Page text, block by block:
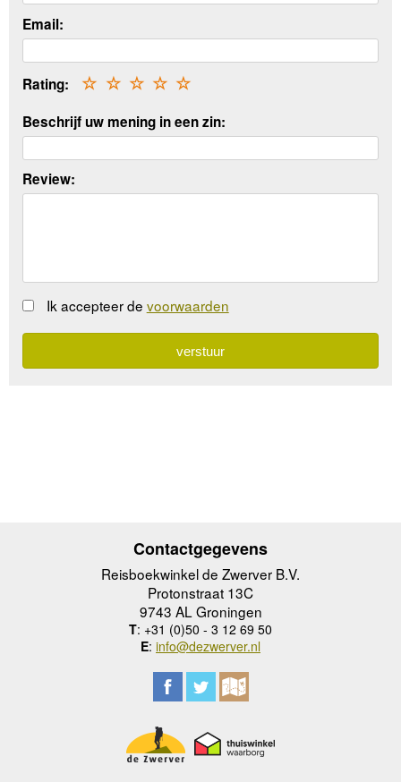
Email:
Rating: ☆
☆
☆
☆
☆
Beschrijf uw mening in een zin:
Review:
Ik accepteer de voorwaarden
Contactgegevens
Reisboekwinkel de Zwerver B.V.
Protonstraat 13C
9743 AL Groningen
T: +31 (0)50 - 3 12 69 50
E: info@dezwerver.nl